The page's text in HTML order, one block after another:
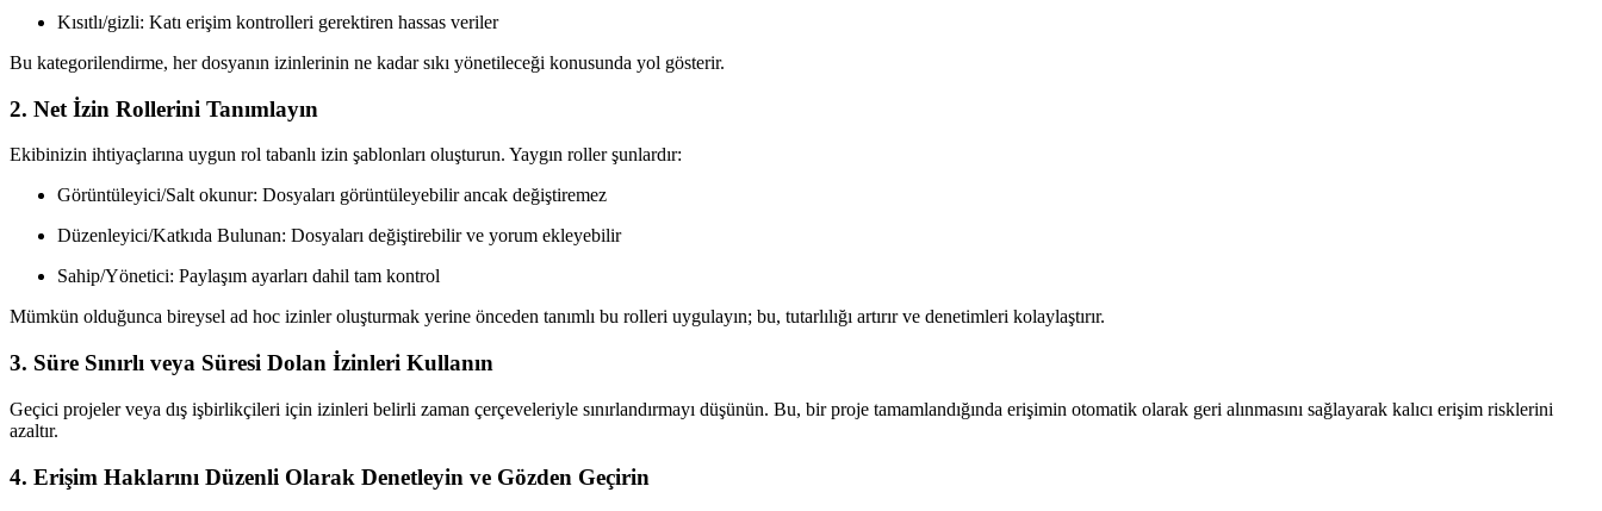
Kısıtlı/gizli: Katı erişim kontrolleri gerektiren hassas veriler
Bu kategorilendirme, her dosyanın izinlerinin ne kadar sıkı yönetileceği konusunda yol gösterir.
2. Net İzin Rollerini Tanımlayın
Ekibinizin ihtiyaçlarına uygun rol tabanlı izin şablonları oluşturun. Yaygın roller şunlardır:
Görüntüleyici/Salt okunur: Dosyaları görüntüleyebilir ancak değiştiremez
Düzenleyici/Katkıda Bulunan: Dosyaları değiştirebilir ve yorum ekleyebilir
Sahip/Yönetici: Paylaşım ayarları dahil tam kontrol
Mümkün olduğunca bireysel ad hoc izinler oluşturmak yerine önceden tanımlı bu rolleri uygulayın; bu, tutarlılığı artırır ve denetimleri kolaylaştırır.
3. Süre Sınırlı veya Süresi Dolan İzinleri Kullanın
Geçici projeler veya dış işbirlikçileri için izinleri belirli zaman çerçeveleriyle sınırlandırmayı düşünün. Bu, bir proje tamamlandığında erişimin otomatik olarak geri alınmasını sağlayarak kalıcı erişim risklerini
azaltır.
4. Erişim Haklarını Düzenli Olarak Denetleyin ve Gözden Geçirin